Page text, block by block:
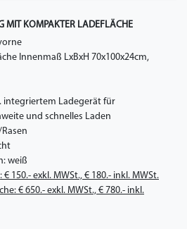
MIT KOMPAKTER LADEFLÄCHE
Innenmaß LxBxH 70x100x24cm,
integriertem Ladegerät für
und schnelles Laden
weiß
150.- exkl. MWSt., € 180.- inkl. MWSt.
€ 650.- exkl. MWSt., € 780.- inkl.